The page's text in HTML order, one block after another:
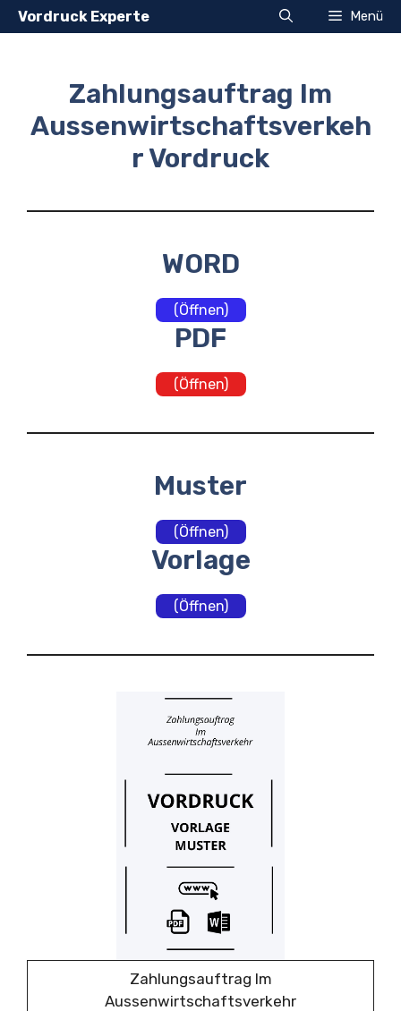
Zum
Inhalt
Vordruck Experte Menü
Zahlungsauftrag Im
Aussenwirtschaftsverkeh
r Vordruck
WORD
(Öffnen)
PDF
(Öffnen)
Muster
(Öffnen)
Vorlage
(Öffnen)
Zahlungsauftrag Im
Aussenwirtschaftsverkehr